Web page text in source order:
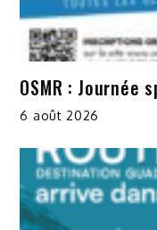
OSMR : Journée
6 août 2026